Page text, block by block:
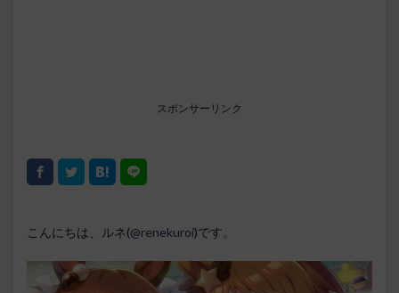
スポンサーリンク
こんにちは、ルネ(@renekuroi)です。